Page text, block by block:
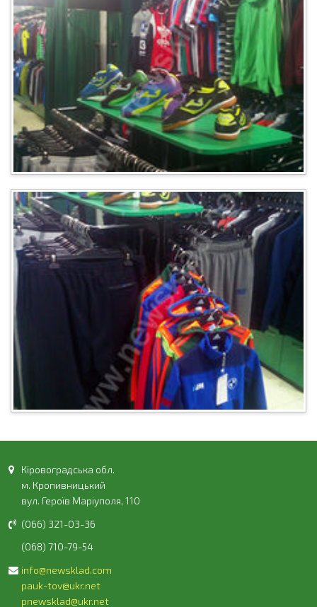
Кіровоградська обл.
м. Кропивницький
вул. Героїв Маріуполя, 110
(066) 321-03-36
(068) 710-79-54
info@newsklad.com
pauk-tov@ukr.net
pnewsklad@ukr.net